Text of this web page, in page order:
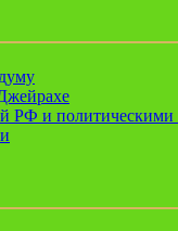
РФ и политическими